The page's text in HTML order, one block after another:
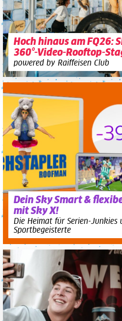
Hoch hinaus am FQ26:
360°-Video-Rooftop-
powered by Raiffeisen Club
Dein Sky Smart &
mit Sky X!
Die Heimat für Serien-Junkies
Sportbegeisterte